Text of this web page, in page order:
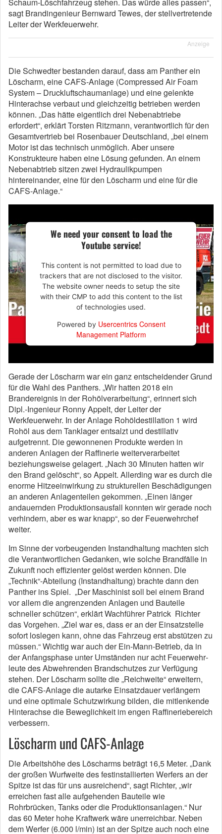
sagt Brandingenieur Bernward Tewes, der stellvertretende
Leiter der Werkfeuerwehr.
Anzeige
Die Schwedter bestanden darauf, dass am Panther ein
Löscharm, eine CAFS-Anlage (Compressed Air Foam
System – Druckluftschaumanlage) und eine gelenkte
Hinterachse verbaut und gleichzeitig betrieben werden
können. „Das hätte eigentlich drei Nebenabtriebe
erfordert“, erklärt Torsten Ritzmann, verantwortlich für den
Gesamtvertrieb bei Rosenbauer Deutschland, „bei einem
Motor ist das technisch unmöglich. Aber unsere
Konstrukteure haben eine Lösung gefunden. An einem
Nebenabtrieb sitzen zwei Hydraulikpumpen
hintereinander, eine für den Löscharm und eine für die
CAFS-Anlage.“
We need your consent to load the
Youtube service!
This content is not permitted to load due to
trackers that are not disclosed to the visitor.
The website owner needs to setup the site
with their CMP to add this content to the list
of technologies used.
Powered by Usercentrics Consent
Management Platform
Gerade der Löscharm war ein ganz entscheidender Grund
für die Wahl des Panthers. „Wir hatten 2018 ein
Brandereignis in der Rohölverarbeitung“, erinnert sich
Dipl.-Ingenieur Ronny Appelt, der Leiter der
Werkfeuerwehr. In der Anlage Rohöldestillation 1 wird
Rohöl aus dem Tanklager entsalzt und destillativ
aufgetrennt. Die gewonnenen Produkte werden in
anderen Anlagen der Raffinerie weiterverarbeitet
beziehungsweise gelagert. „Nach 30 Minuten hatten wir
den Brand gelöscht“, so Appelt. Allerding war es durch die
enorme Hitzeeinwirkung zu strukturellen Beschädigungen
an anderen Anlagenteilen gekommen. „Einen länger
andauernden Produktionsausfall konnten wir gerade noch
verhindern, aber es war knapp“, so der Feuerwehrchef
weiter.
Im Sinne der vorbeugenden Instandhaltung machten sich
die Verantwortlichen Gedanken, wie solche Brandfälle in
Zukunft noch effizienter gelöst werden können. Die
„Technik“-Abteilung (Instandhaltung) brachte dann den
Panther ins Spiel. „Der Maschinist soll bei einem Brand
vor allem die angrenzenden Anlagen und Bauteile
schneller schützen“, erklärt Wachführer Patrick Richter
das Vorgehen. „Ziel war es, dass er an der Einsatzstelle
sofort loslegen kann, ohne das Fahrzeug erst abstützen zu
müssen.“ Wichtig war auch der Ein-Mann-Betrieb, da in
der Anfangsphase unter Umständen nur acht Feuerwehr­
leu­te des Abwehrenden Brandschutzes zur Verfügung
stehen. Der Löscharm sollte die „Reichweite“ erweitern,
die CAFS-Anlage die autarke Einsatzdauer verlängern
und eine optimale Schutzwirkung bilden, die mitlenkende
Hinterachse die Beweglichkeit im engen Raffineriebereich
verbessern.
Löscharm und CAFS-Anlage
Die Arbeitshöhe des Löscharms beträgt 16,5 Meter. „Dank
der großen Wurfweite des festinstallierten Werfers an der
Spitze ist das für uns ausreichend“, sagt Richter, „wir
erreichen fast alle aufgehenden Bauteile wie
Rohrbrücken, Tanks oder die Produktionsanlagen.“ Nur
das 60 Meter hohe Kraftwerk wäre unerreichbar. Neben
dem Werfer (6.000 l/min) ist an der Spitze auch noch eine